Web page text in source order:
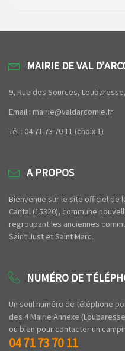
MAIRIE DE VAL
9, Rue des Sources,
Email : mairie@valdarcomie.fr
Tél : 04 71 73 70 11 (choix 1)
A PROPOS
Bienvenue sur le site officiel de
Cantal (15320), commune
regroupant les anciennes
Saint Just et Saint Marc.
NUMÉRO DE
Un seul numéro de téléphone
des 4 Mairie Annexe
ou bien pour contacter un
04 71 73 70 11